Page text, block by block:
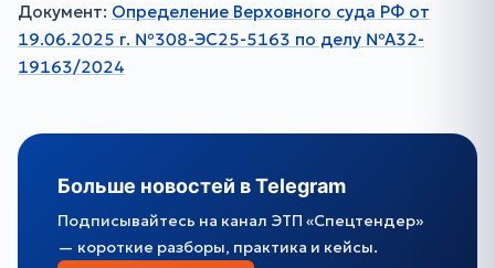
Документ: Определение Верховного суда РФ от
19.06.2025 г. №308-ЭС25-5163 по делу №А32-
19163/2024
Больше новостей в Telegram
Подписывайтесь на канал ЭТП «Спецтендер»
— короткие разборы, практика и кейсы.